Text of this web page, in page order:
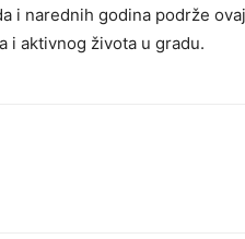
i narednih godina podrže
i aktivnog života u gradu.